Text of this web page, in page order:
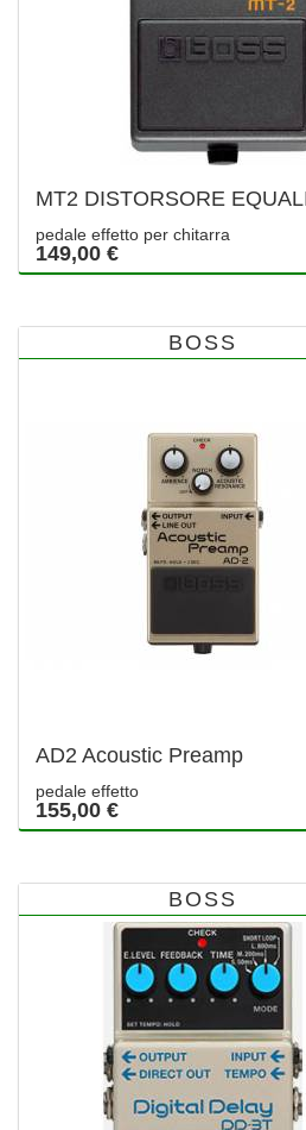
MT2 DISTORSORE
pedale effetto per chitarra
149,00 €
BOSS
AD2 Acoustic Preamp
pedale effetto
155,00 €
BOSS